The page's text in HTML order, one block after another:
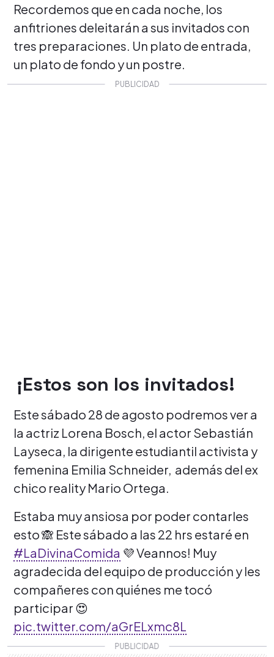
Recordemos que en cada noche, los
anfitriones deleitarán a sus invitados con
tres preparaciones. Un plato de entrada,
un plato de fondo y un postre.
¡Estos son los invitados!
Este sábado 28 de agosto podremos ver a
la actriz Lorena Bosch, el actor Sebastián
Layseca, la dirigente estudiantil activista y
femenina Emilia Schneider, además del ex
chico reality Mario Ortega.
Estaba muy ansiosa por poder contarles
esto 🙈 Este sábado a las 22 hrs estaré en
#LaDivinaComida 💜 Veannos! Muy
agradecida del equipo de producción y les
compañeres con quiénes me tocó
participar 😍
pic.twitter.com/aGrELxmc8L